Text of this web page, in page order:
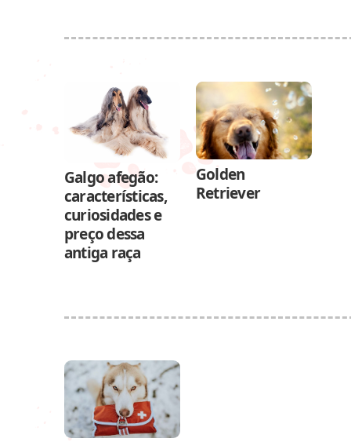
Galgo afegão:
características,
curiosidades e
preço dessa
antiga raça
Golden
Retriever